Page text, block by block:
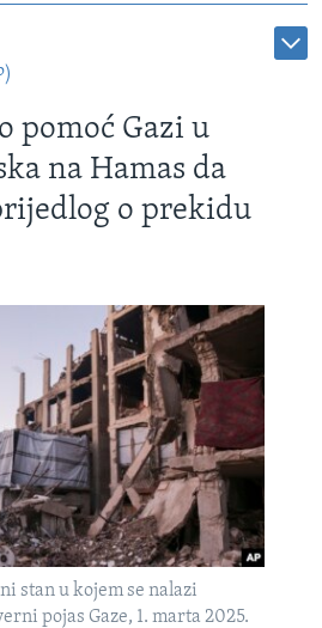
pomoć Gazi u
na Hamas da
o prekidu
stan u kojem se nalazi
pojas Gaze, 1. marta 2025.